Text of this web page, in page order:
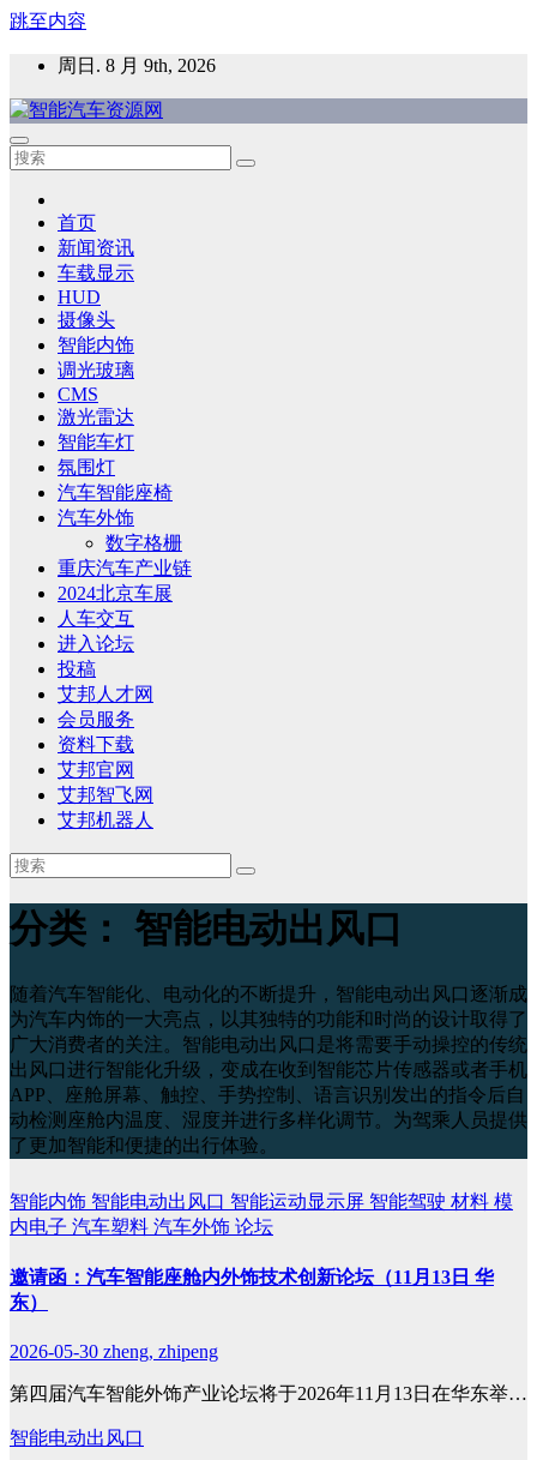
跳至内容
周日. 8 月 9th, 2026
智能汽车资源网
智能表面，智能内饰，新能源汽车，HMI，人车交互，智能车
首页
新闻资讯
车载显示
HUD
摄像头
智能内饰
调光玻璃
CMS
激光雷达
智能车灯
氛围灯
汽车智能座椅
汽车外饰
数字格栅
重庆汽车产业链
2024北京车展
人车交互
进入论坛
投稿
艾邦人才网
会员服务
资料下载
艾邦官网
艾邦智飞网
艾邦机器人
分类： 智能电动出风口
随着汽车智能化、电动化的不断提升，智能电动出风口逐渐成
为汽车内饰的一大亮点，以其独特的功能和时尚的设计取得了
广大消费者的关注。智能电动出风口是将需要手动操控的传统
出风口进行智能化升级，变成在收到智能芯片传感器或者手机
APP、座舱屏幕、触控、手势控制、语言识别发出的指令后自
动检测座舱内温度、湿度并进行多样化调节。为驾乘人员提供
了更加智能和便捷的出行体验。
智能内饰 智能电动出风口 智能运动显示屏 智能驾驶 材料 模
内电子 汽车塑料 汽车外饰 论坛
邀请函：汽车智能座舱内外饰技术创新论坛（11月13日 华
东）
2026-05-30 zheng, zhipeng
第四届汽车智能外饰产业论坛将于2026年11月13日在华东举…
智能电动出风口